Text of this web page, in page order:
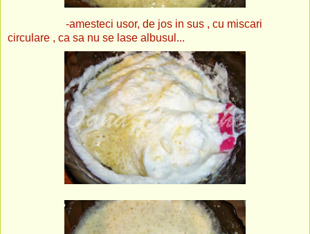
-amesteci usor, de jos in sus , cu miscari
circulare , ca sa nu se lase albusul...